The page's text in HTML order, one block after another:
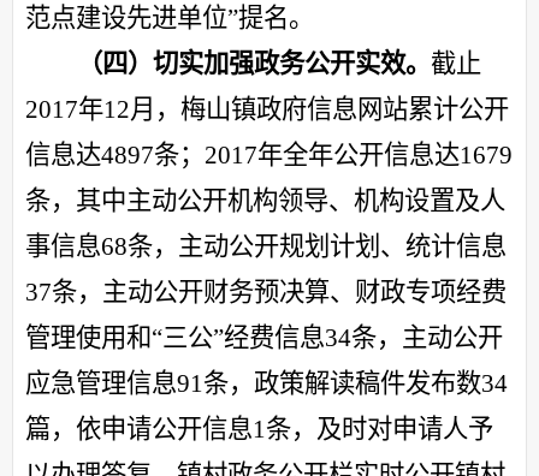
范点建设先进单位”提名。
（四）切实加强政务公开实效。 截止
2017年12月，梅山镇政府信息网站累计公开
信息达4897条；2017年全年公开信息达1679
条，其中主动公开机构领导、机构设置及人
事信息68条，主动公开规划计划、统计信息
37条，主动公开财务预决算、财政专项经费
管理使用和“三公”经费信息34条，主动公开
应急管理信息91条，政策解读稿件发布数34
篇，依申请公开信息1条，及时对申请人予